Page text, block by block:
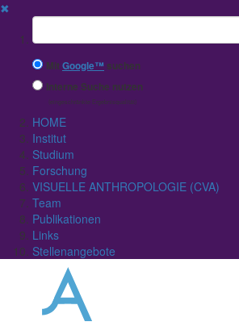
✖
Suchbegriff
MitGoogle™ suchen
Interne Suche nutzen
(eingeschränkte Ergebnisqualität)
HOME
Institut
Studium
Forschung
VISUELLE ANTHROPOLOGIE (CVA)
Team
Publikationen
Links
Stellenangebote